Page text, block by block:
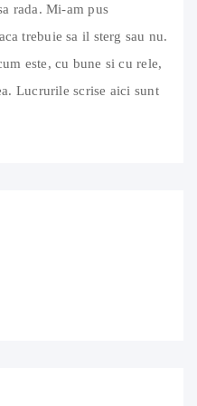
rada. Mi-am pus
trebuie sa il sterg sau nu.
este, cu bune si cu rele,
Lucrurile scrise aici sunt